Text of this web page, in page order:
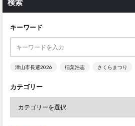
検索
キーワード
津山市長選2026 稲葉浩志 さくらまつり
カテゴリー